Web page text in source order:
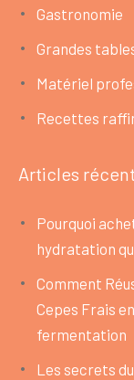
Gastronomie
Grandes
Matériel
Recettes
Articles
Pourquoi
hydratation
Comment
Cepes Frais
fermentation
Les secrets